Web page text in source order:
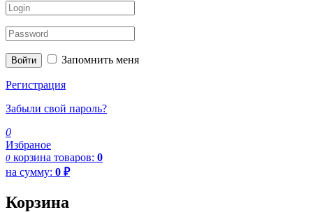
Войти Запомнить меня
Регистрация
Забыли свой пароль?
0
Избраное
0 корзина товаров: 0
на сумму: 0 ₽
Корзина